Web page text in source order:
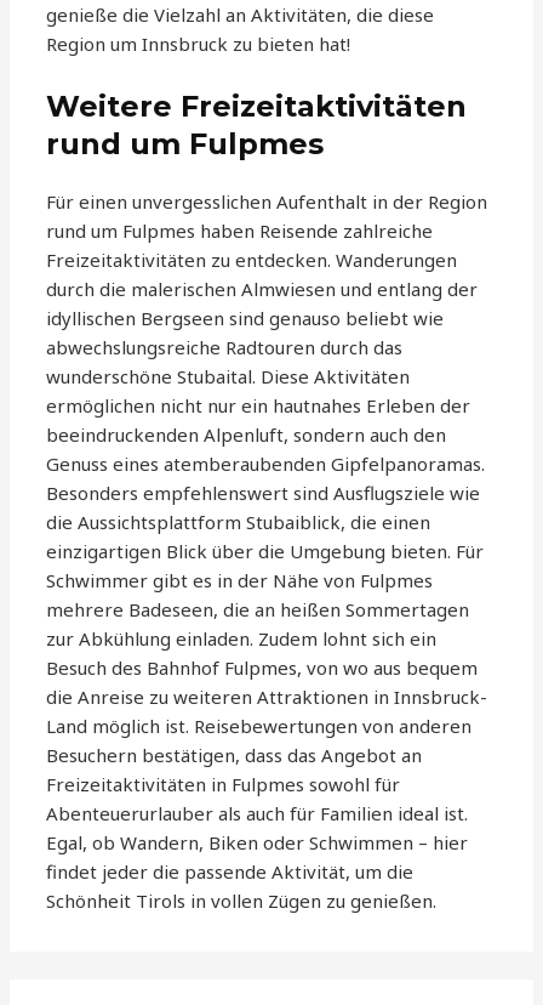
genieße die Vielzahl an Aktivitäten, die diese
Region um Innsbruck zu bieten hat!
Weitere Freizeitaktivitäten
rund um Fulpmes
Für einen unvergesslichen Aufenthalt in der Region
rund um Fulpmes haben Reisende zahlreiche
Freizeitaktivitäten zu entdecken. Wanderungen
durch die malerischen Almwiesen und entlang der
idyllischen Bergseen sind genauso beliebt wie
abwechslungsreiche Radtouren durch das
wunderschöne Stubaital. Diese Aktivitäten
ermöglichen nicht nur ein hautnahes Erleben der
beeindruckenden Alpenluft, sondern auch den
Genuss eines atemberaubenden Gipfelpanoramas.
Besonders empfehlenswert sind Ausflugsziele wie
die Aussichtsplattform Stubaiblick, die einen
einzigartigen Blick über die Umgebung bieten. Für
Schwimmer gibt es in der Nähe von Fulpmes
mehrere Badeseen, die an heißen Sommertagen
zur Abkühlung einladen. Zudem lohnt sich ein
Besuch des Bahnhof Fulpmes, von wo aus bequem
die Anreise zu weiteren Attraktionen in Innsbruck-
Land möglich ist. Reisebewertungen von anderen
Besuchern bestätigen, dass das Angebot an
Freizeitaktivitäten in Fulpmes sowohl für
Abenteuerurlauber als auch für Familien ideal ist.
Egal, ob Wandern, Biken oder Schwimmen – hier
findet jeder die passende Aktivität, um die
Schönheit Tirols in vollen Zügen zu genießen.